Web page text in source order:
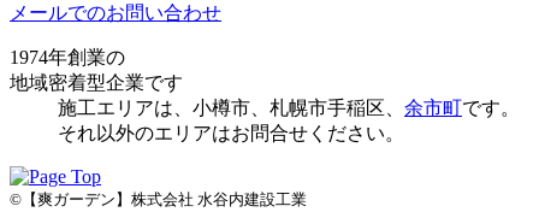
メールでのお問い合わせ
1974年創業の
地域密着型企業です
施⼯エリアは、⼩樽市、札幌市手稲区、 余市町です。
それ以外のエリアはお問合せください。
©【爽ガーデン】株式会社 水谷内建設工業